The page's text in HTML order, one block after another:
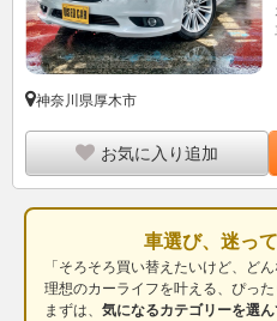
神奈川県厚木市
お気に入り追加
車選び、迷っ
「そろそろ買い替えたいけど、ど
理想のカーライフを叶える、ぴっ
まずは、 気になるカテゴリーを選